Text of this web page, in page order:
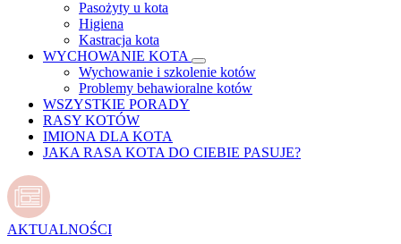
Pasożyty u kota
Higiena
Kastracja kota
WYCHOWANIE KOTA
Wychowanie i szkolenie kotów
Problemy behawioralne kotów
WSZYSTKIE PORADY
RASY KOTÓW
IMIONA DLA KOTA
JAKA RASA KOTA DO CIEBIE PASUJE?
AKTUALNOŚCI